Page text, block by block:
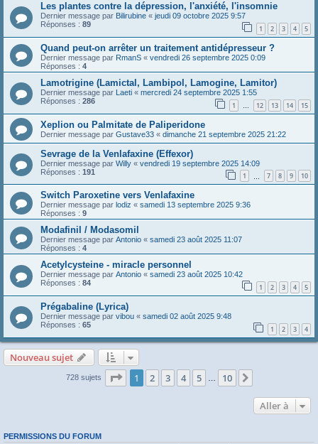
Les plantes contre la dépression, l'anxiété, l'insomnie
Dernier message par Bilirubine « jeudi 09 octobre 2025 9:57
Réponses : 89 1 2 3 4 5
Quand peut-on arrêter un traitement antidépresseur ?
Dernier message par RmanS « vendredi 26 septembre 2025 0:09
Réponses : 4
Lamotrigine (Lamictal, Lambipol, Lamogine, Lamitor)
Dernier message par Laeti « mercredi 24 septembre 2025 1:55
Réponses : 286 1 … 12 13 14 15
Xeplion ou Palmitate de Paliperidone
Dernier message par Gustave33 « dimanche 21 septembre 2025 21:22
Sevrage de la Venlafaxine (Effexor)
Dernier message par Willy « vendredi 19 septembre 2025 14:09
Réponses : 191 1 7 8 9 10
Switch Paroxetine vers Venlafaxine
Dernier message par lodiz « samedi 13 septembre 2025 9:36
Réponses : 9
Modafinil / Modasomil
Dernier message par Antonio « samedi 23 août 2025 11:07
Réponses : 4
Acetylcysteine - miracle personnel
Dernier message par Antonio « samedi 23 août 2025 10:42
Réponses : 84 1 2 3 4 5
Prégabaline (Lyrica)
Dernier message par vibou « samedi 02 août 2025 9:48
Réponses : 65 1 2 3 4
Nouveau sujet
728 sujets Page 1sur10
1 2 3 4 5 10
Aller à
PERMISSIONS DU FORUM